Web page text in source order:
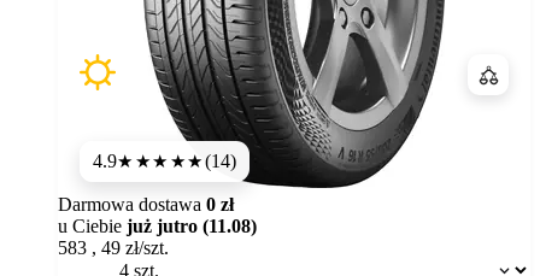
4.9★★★★★(14)
Dostępność:
Darmowa dostawa 0 zł
u Ciebie już jutro (11.08)
583 , 49 zł/szt.